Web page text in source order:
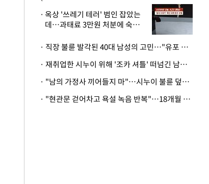
옥상 '쓰레기 테러' 범인 잡았는
데…과태료 3만원 처분에 숙박업
· 직장 불륜 발각된 40대 남성의 고민…"유포 동료 명예훼손·협박죄 고소 가능할까"
· 재취업한 시누이 위해 '조카 셔틀' 떠넘긴 남편…아내 "난 못한다"
· "남의 가정사 끼어들지 마"…시누이 불륜 덮으려는 남편에 억울한 아내
· "현관문 걷어차고 욕설 녹음 반복"…18개월 아기 키우는 집 뒤흔든 '앞집의 비극'